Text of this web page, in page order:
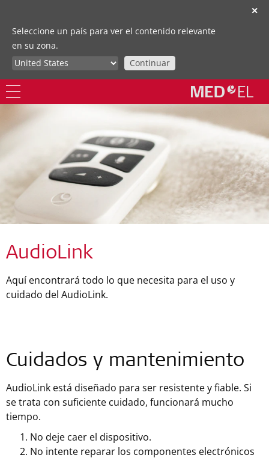
✕
Seleccione un país para ver el contenido relevante
en su zona.
Continuar
AudioLink
Aquí encontrará todo lo que necesita para el uso y
cuidado del AudioLink.
Cuidados y mantenimiento
AudioLink está diseñado para ser resistente y fiable. Si
se trata con suficiente cuidado, funcionará mucho
tiempo.
No deje caer el dispositivo.
No intente reparar los componentes electrónicos